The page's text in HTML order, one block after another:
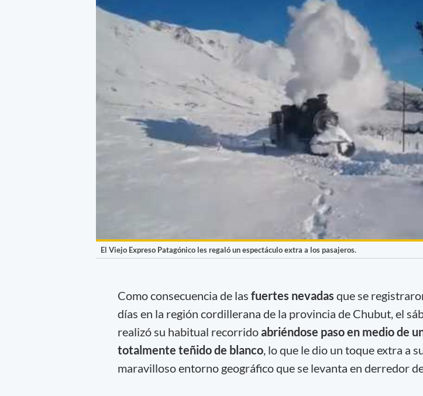
El Viejo Expreso Patagónico les regaló un espectáculo extra a los pasajeros.
Como consecuencia de las fuertes nevadas que se
días en la región cordillerana de la provincia de Chubut, el
realizó su habitual recorridoabriéndose paso en medio de
totalmente teñido de blanco, lo que le dio un toque extra a
maravilloso entorno geográfico que se levanta en derredor